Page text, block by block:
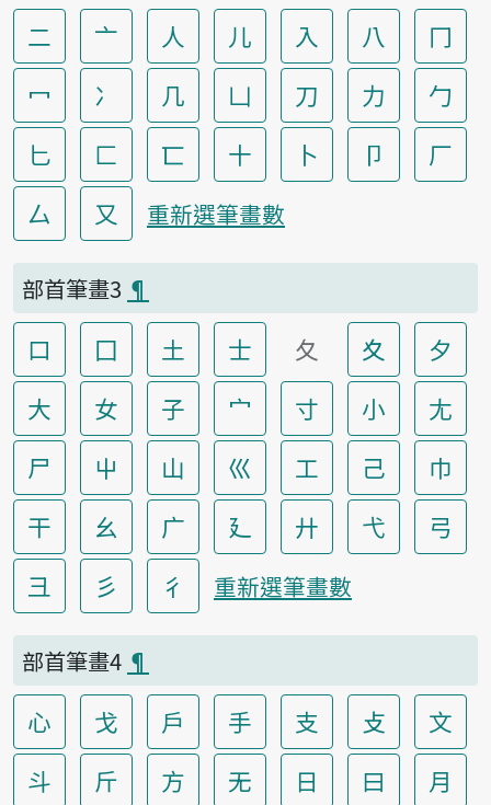
二 亠 人 儿 入 八
冂
冖
冫 几 凵 刀 力
勹
匕
匚 匸 十 卜 卩
厂
厶
又 重新選筆畫數
部首筆畫3 ¶
口 囗 土 士 夂 夊
夕
大
女 子 宀 寸 小
尢
尸
屮 山 巛 工 己
巾
干
幺 广 廴 廾 弋
弓
彐
彡 彳 重新選筆畫數
部首筆畫4 ¶
心 戈 戶 手 支 攴
文
斗
斤 方 无 日 曰
月